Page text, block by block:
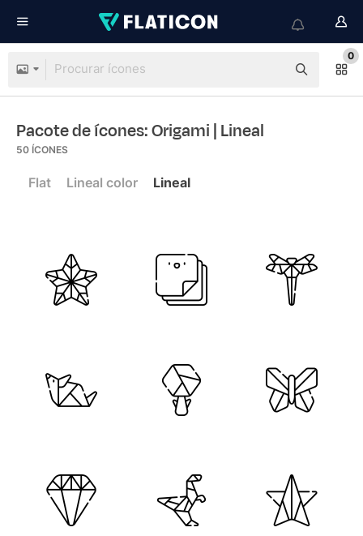
0
Pacote de ícones: Origami | Lineal
50 ÍCONES
Flat Lineal color Lineal